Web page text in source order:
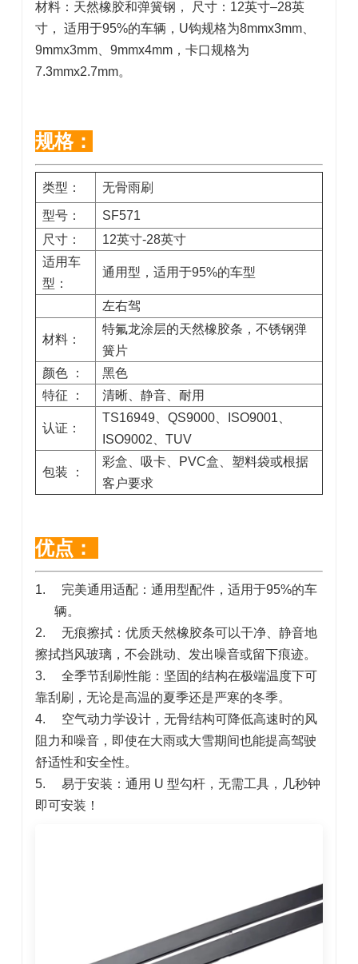
材料：天然橡胶和弹簧钢， 尺寸：12英寸–28英
寸， 适用于95%的车辆，U钩规格为8mmx3mm、
9mmx3mm、9mmx4mm，卡口规格为
7.3mmx2.7mm。
规格：
类型： 无骨雨刷
型号：
SF571
尺寸：
12英寸-28英寸
适用车
型：
通用型，适用于95%的车型
左右驾
材料：
特氟龙涂层的天然橡胶条，不锈钢弹
簧片
颜色 ：
黑色
特征 ：
清晰、静音、耐用
认证：
TS16949、QS9000、ISO9001、
ISO9002、TUV
包装 ：
彩盒、吸卡、PVC盒、塑料袋或根据
客户要求
优点：
1. 完美通用适配：通用型配件，适用于95%的车
辆。
2. 无痕擦拭：优质天然橡胶条可以干净、静音地
擦拭挡风玻璃，不会跳动、发出噪音或留下痕迹。
3. 全季节刮刷性能：坚固的结构在极端温度下可
靠刮刷，无论是高温的夏季还是严寒的冬季。
4. 空气动力学设计，无骨结构可降低高速时的风
阻力和噪音，即使在大雨或大雪期间也能提高驾驶
舒适性和安全性。
5. 易于安装：通用 U 型勾杆，无需工具，几秒钟
即可安装！